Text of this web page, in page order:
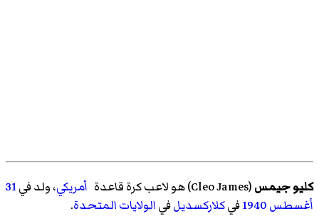
كليو جيمس(
Cleo James)‏ هو لاعب كرة قاعدة أمريكي، ولد في31
أغسطس1940فيكلاركسديلفيالولايات المتحدة.